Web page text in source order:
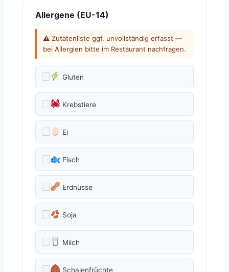
Allergene (EU-14)
⚠ Zutatenliste ggf. unvollständig erfasst —
bei Allergien bitte im Restaurant nachfragen.
Gluten
Krebstiere
Ei
Fisch
Erdnüsse
Soja
Milch
Schalenfrüchte